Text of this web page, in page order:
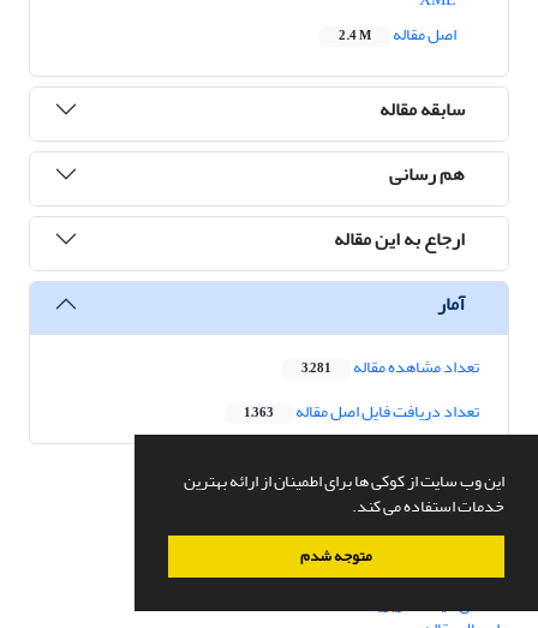
این وب سایت از کوکی ها برای اطمینان از ارائه بهترین
خدمات استفاده می کند.
متوجه شدم
اصل مقاله
2.4 M
سابقه مقاله
هم رسانی
ارجاع به این مقاله
آمار
تعداد مشاهده مقاله 3,281
تعداد دریافت فایل اصل مقاله 1,363
دسترسی سریع
درباره نشریه
اعضای هیات تحریریه